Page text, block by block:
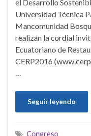
el Desarrollo
Universidad Técnica
Mancomunidad
realizan la cordial
Ecuatoriano de
CERP2016
…
Seguir leyendo
Congreso